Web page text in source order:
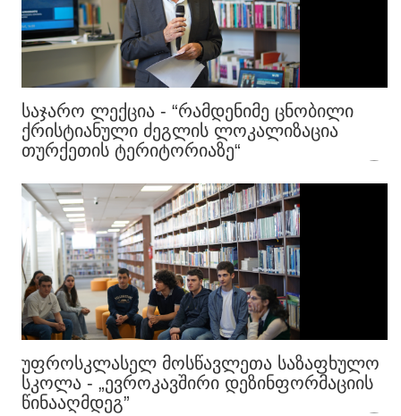
ᲡᲐᲯᲐᲠᲝ ᲚᲔᲥᲪᲘᲐ - “ᲠᲐᲛᲓᲔᲜᲘᲛᲔ ᲪᲜᲝᲑᲘᲚᲘ
ᲥᲠᲘᲡᲢᲘᲐᲜᲣᲚᲘ ᲫᲔᲒᲚᲘᲡ ᲚᲝᲙᲐᲚᲘᲖᲐᲪᲘᲐ
ᲗᲣᲠᲥᲔᲗᲘᲡ ᲢᲔᲠᲘᲢᲝᲠᲘᲐᲖᲔ“
ᲣᲤᲠᲝᲡᲙᲚᲐᲡᲔᲚ ᲛᲝᲡᲬᲐᲕᲚᲔᲗᲐ ᲡᲐᲖᲐᲤᲮᲣᲚᲝ
ᲡᲙᲝᲚᲐ - „ᲔᲕᲠᲝᲙᲐᲕᲨᲘᲠᲘ ᲓᲔᲖᲘᲜᲤᲝᲠᲛᲐᲪᲘᲘᲡ
ᲬᲘᲜᲐᲐᲦᲛᲓᲔᲒ”